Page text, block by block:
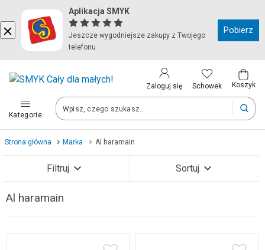
Aplikacja SMYK
Jeszcze wygodniejsze zakupy z Twojego
telefonu
Pobierz
Zaloguj się Schowek Koszyk
Kategorie
Kraj i język
Polska (Poland)
Twoje zamówienia dostarczymy na teren wybranego kraju.
Strona główna Marka Al haramain
Filtruj
Al haramain
Sortuj